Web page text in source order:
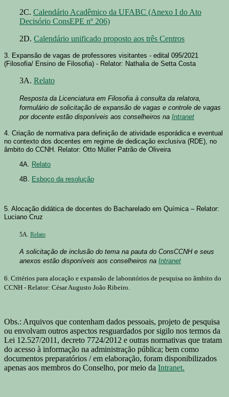
2C. Calendário Acadêmico da UFABC (Anexo I do Ato
Decisório ConsEPE nº 206)
2D. Calendário unificado proposto aos três Centros
3. Expansão de vagas de professores visitantes - edital 095/2021
(Filosofia/ Ensino de Filosofia) - Relator: Nathalia de Setta Costa
3A. Relato
Resposta da Licenciatura em Filosofia à consulta da relatora,
formulário de solicitação de expansão de vagas e controle de vagas
por docente estão disponíveis aos conselheiros na Intranet
4. Criação de normativa para definição de atividade esporádica e eventual
no contexto dos docentes em regime de dedicação exclusiva (RDE), no
âmbito do CCNH. Relator: Otto Müller Patrão de Oliveira
4A. Relato
4B. Esboço da resolução
5. Alocação didática de docentes do Bacharelado em Química – Relator:
Luciano Cruz
5A. Relato
A solicitação de inclusão do tema na pauta do ConsCCNH e seus
anexos estão disponíveis aos conselheiros na Intranet
6. Critérios para alocação e expansão de laboratórios de pesquisa no âmbito do
CCNH - Relator: César Augusto João Ribeiro.
Obs.: Arquivos que contenham dados pessoais, projeto de pesquisa
ou envolvam outros aspectos resguardados por sigilo nos termos da
Lei 12.527/2011, decreto 7724/2012 e outras normativas que tratam
do acesso à informação na administração pública; bem como
documentos preparatórios / em elaboração, foram disponibilizados
apenas aos membros do Conselho, por meio da Intranet.